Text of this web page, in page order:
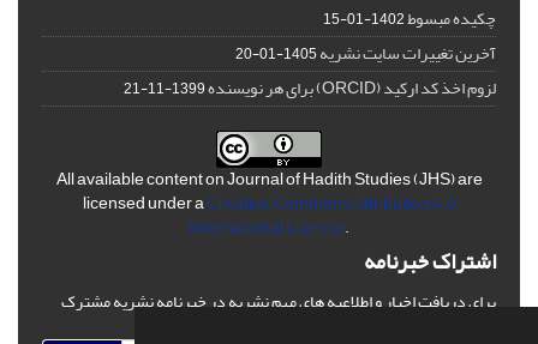
چکیده مبسوط1402-01-15
آخرین تغییرات سایت نشریه1405-01-20
لزوم اخذ کد ارکید (ORCID) برای هر نویسنده 1399-11-21
All available content on Journal of Hadith Studies (JHS) are
licensed under aCreative Commons Attribution 4.0
International License.
اشتراک خبرنامه
برای دریافت اخبار و اطلاعیه های مهم نشریه در خبرنامه نشریه مشترک